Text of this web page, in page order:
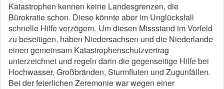
Katastrophen kennen keine Landesgrenzen, die
Bürokratie schon. Diese könnte aber im Unglücksfall
schnelle Hilfe verzögern. Um diesen Missstand im Vorfeld
zu beseitigen, haben Niedersachsen und die Niederlande
einen gemeinsam Katastrophenschutzvertrag
unterzeichnet und regeln darin die gegenseitige Hilfe bei
Hochwasser, Großbränden, Sturmfluten und Zugunfällen.
Bei der feierlichen Zeremonie war wegen einer